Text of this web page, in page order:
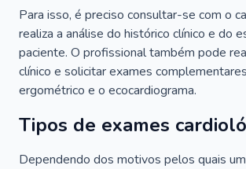
Para isso, é preciso consultar-se com o
realiza a análise do histórico clínico e do
paciente. O profissional também pode
clínico e solicitar exames
ergométrico e o ecocardiograma.
Tipos de exames
Dependendo dos motivos pelos quais